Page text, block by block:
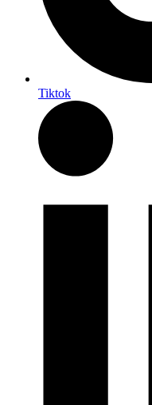
Tiktok